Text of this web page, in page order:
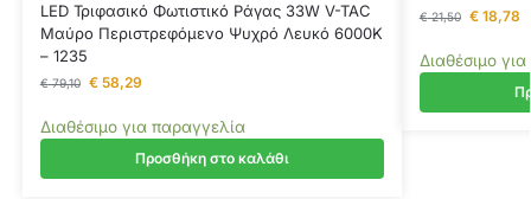
LED Τριφασικό Φωτιστικό Ράγας 33W V-TAC
Μαύρο Περιστρεφόμενο Ψυχρό Λευκό 6000K
– 1235
€79,10 €58,29
Διαθέσιμο για παραγγελία
Προσθήκη στο καλάθι
€21,50 €18,78
Διαθέσιμο